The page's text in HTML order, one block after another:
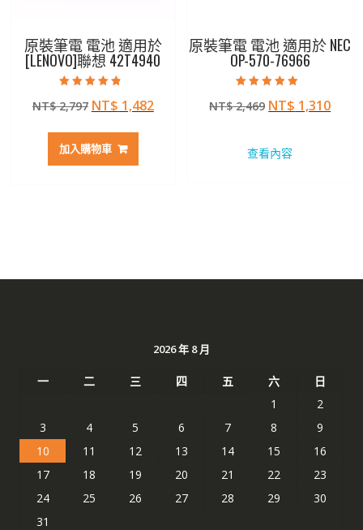
原裝筆電 電池 適用於
[LENOVO]聯想 42T4940
4.50
滿分 5
NT$2,797 原
價
格：
NT$ 1,482目
加入購物車
原裝筆電 電池 適用於 NEC
OP-570-76966
5.00
滿分 5
NT$2,469 原
格：
NT$ 1,310目
查看內容
2026 年 8 月
一 二 三 四 五 六
日
1
2
3
4 5 6 7 8
9
10
11 12 13 14 15
16
17
18 19 20 21 22
23
24
25 26 27 28 29
30
31